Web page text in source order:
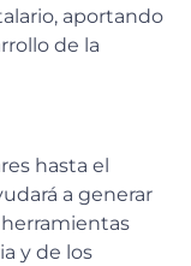
aportando
de la
hasta el
a generar
y de los